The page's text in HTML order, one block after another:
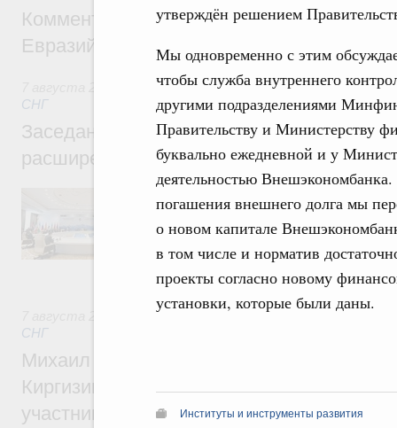
утверждён решением
Мы одновременно с этим
чтобы служба внутреннего
другими подразделениями
Правительству и Министерству
буквально ежедневной и у
деятельностью
погашения внешнего долга мы
о новом капитале
в том числе и норматив
проекты согласно новому
установки, которые были даны.
Институты и инструменты развития
Комментарий Алексея Оверчука по
Евразийского межправительственного
Евразийский экономический союз.
СНГ
Заседание Евразийского
расширенном составе
числе совершенствование кооперации в
регулирования и администрирования,
железнодорожных перевозок,
Евразийский экономический союз.
СНГ
Михаил Мишустин принял участие во
Киргизии Садыра Жапарова с главами
участников заседания Евразийского